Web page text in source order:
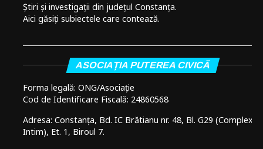
Știri și investigații din județul Constanța.
Aici găsiți subiectele care contează.
ASOCIAȚIA PUTEREA CIVICĂ
Forma legală: ONG/Asociație
Cod de Identificare Fiscală: 24860568
Adresa: Constanța, Bd. IC Brătianu nr. 48, Bl. G29 (Complex
Intim), Et. 1, Biroul 7.